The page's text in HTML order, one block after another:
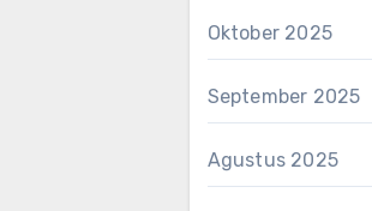
Oktober 2025
September 2025
Agustus 2025